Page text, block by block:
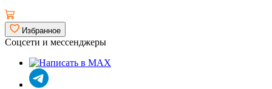
Избранное
Соцсети и мессенджеры